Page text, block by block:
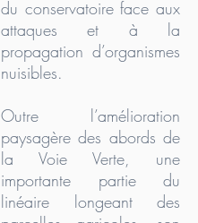
du conservatoire face aux
attaques et à la
propagation d’organismes
nuisibles.
Outre l’amélioration
paysagère des abords de
la Voie Verte, une
importante partie du
linéaire longeant des